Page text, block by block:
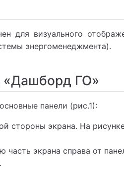
устранения аварий»
от климатических норм»
для визуального
энергоменеджмента).
«Дашборд ГО»
панели (рис.1):
стороны экрана. На
часть экрана справа от